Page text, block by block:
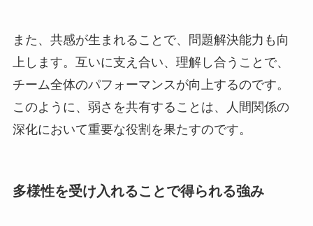
また、共感が生まれることで、問題解決能力も向
上します。互いに支え合い、理解し合うことで、
チーム全体のパフォーマンスが向上するのです。
このように、弱さを共有することは、人間関係の
深化において重要な役割を果たすのです。
多様性を受け入れることで得られる強み